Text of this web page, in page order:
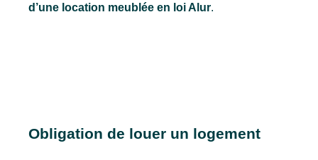
d’une location meublée en loi Alur.
Obligation de louer un logement